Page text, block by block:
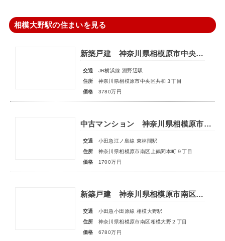
相模大野駅の住まいを見る
新築戸建 神奈川県相模原市中央区共和３丁目
交通
JR横浜線 淵野辺駅
住所
神奈川県相模原市中央区共和３丁目
価格
3780万円
中古マンション 神奈川県相模原市南区上鶴間本町９丁目
交通
小田急江ノ島線 東林間駅
住所
神奈川県相模原市南区上鶴間本町９丁目
価格
1700万円
新築戸建 神奈川県相模原市南区相模大野２丁目
交通
小田急小田原線 相模大野駅
住所
神奈川県相模原市南区相模大野２丁目
価格
6780万円